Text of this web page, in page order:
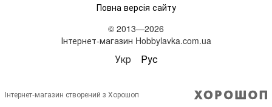
Повна версія сайту
© 2013—2026
Інтернет-магазин Hobbylavka.com.ua
Укр Рус
Інтернет-магазин створений з Хорошоп